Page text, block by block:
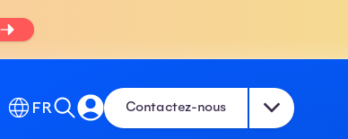
FR Contactez-nous